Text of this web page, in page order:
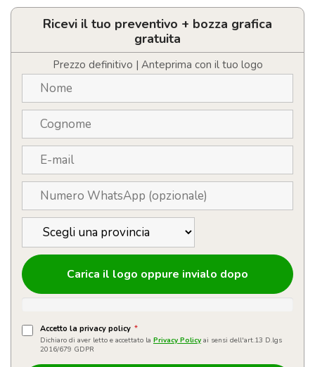
in
logo
quantità
Ricevi il tuo preventivo + bozza grafica
gratuita
Prezzo definitivo | Anteprima con il tuo logo
Carica il logo oppure invialo dopo
Accetto la privacy policy *
Dichiaro di aver letto e accettato la Privacy Policy ai sensi dell'art.13 D.lgs
2016/679 GDPR